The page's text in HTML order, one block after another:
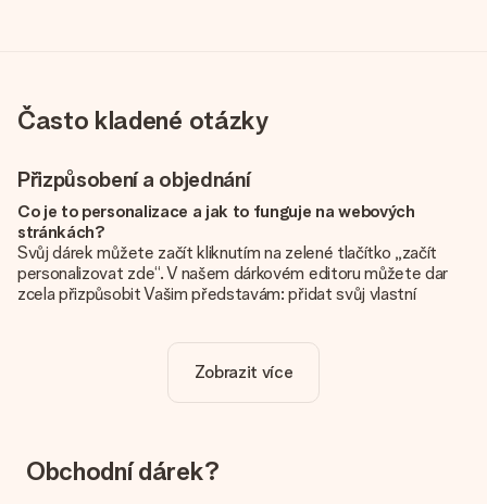
Často kladené otázky
Přizpůsobení a objednání
Co je to personalizace a jak to funguje na webových
stránkách?
Svůj dárek můžete začít kliknutím na zelené tlačítko „začít
personalizovat zde“. V našem dárkovém editoru můžete dar
zcela přizpůsobit Vašim představám: přidat svůj vlastní
Je personalizace zahrnuta v ceně?
Jak zjistím, zda má moje fotografie správnou kvalitu?
Zobrazit více
Obchodní dárek?